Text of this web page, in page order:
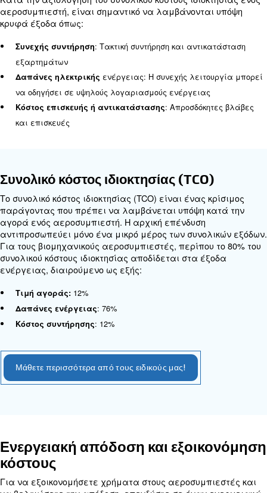
υπό αντίξοες συνθήκες ή κύκλους λειτουργίας
Λειτουργικό κόστος
Το κόστος λειτουργίας ενός αεροσυμπιεστή,
συμπεριλαμβανομένων των εξόδων ηλεκτρικής
μπορεί να είναι σημαντικό κατά τη διάρκεια
το λειτουργικό κόστος μπορεί να αντιστοιχεί στο
Κατανάλωση ενέργειας
Κόστος ηλεκτρικήςενέργειας: Διαφέρει
και τις τοπικές τιμές
Ενεργειακή απόδοση: Η επένδυση σεενεργειακά
μοντέλαμπορεί να μειώσει το μακροπρόθεσμο
Κρυφό κόστος
αεροσυμπιεστή, είναι σημαντικό να
κρυφά έξοδα όπως:
Δαπάνες ηλεκτρικής
ενέργειας: Η συνεχής
να οδηγήσει σε υψηλούς λογαριασμούς ενέργειας
Κόστος επισκευής ή αντικατάστασης: